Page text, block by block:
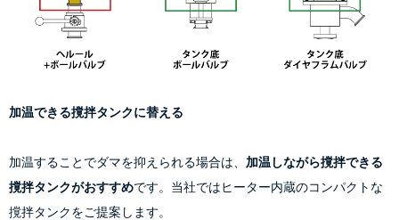
加温できる撹拌タンクに替える
加温することでダマを抑えられる場合は、 加温しながら撹拌できる
撹拌タンクがおすすめです。当社ではヒーター内蔵のコンパクトな
撹拌タンクをご提案します。